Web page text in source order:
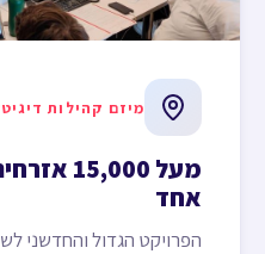
מיזם קהילות
מעל
אחד
הפרויקט הגדול והחדשני